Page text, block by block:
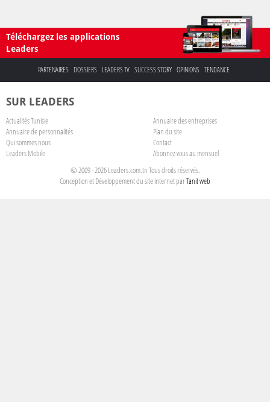
Téléchargez les applications
Leaders
PARTENAIRES DOSSIERS LEADERS TV SUCCESS STORY OPINIONS TENDANCE
SUR LEADERS
Actualités Tunisie
Annuaire des entreprises
Annuaire de personnalités
Plan du site
Qui sommes nous
Contact
Leaders Mobile
Abonnez-vous au mensuel
© 2009 - 2026 Leaders.com.tn Tous droits réservés.
Conception et Développement du site internet parTanit web